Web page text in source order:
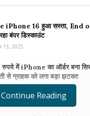
iPhone 16 हुआ सस्ता, End
बंपर डिस्काउंट
13, 2025
में iPhone का ऑर्डर बना
से ग्राहक को लगा बड़ा झटका!
19, 2024
Continue Reading